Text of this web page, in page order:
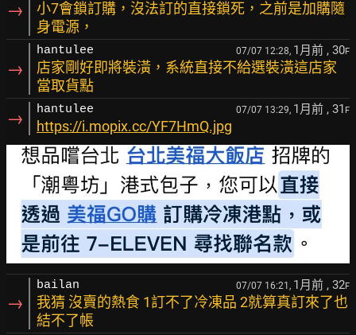
→
小7會鎖訂購，沒法訂的直接鎖死，之前是加購隨
身電源，
→
hantulee 07/07 12:28, 1月前 , 30F
店家剛好即將裝潢，系統直接不給選裝潢這店家
當取貨點
→ hantulee 07/07 13:29, 1月前 , 31 F
https://i.mopix.cc/YF7HmQ.jpg
→
bailan 07/07 16:21, 1月前 , 32F
我猜 沒賣的熱食 1訂不了冷凍品 2就算真訂來了也
結不了帳